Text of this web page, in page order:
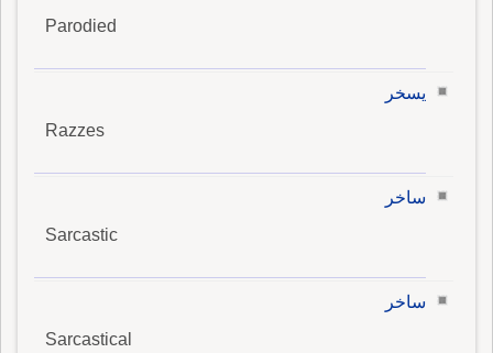
Parodied
يسخر
Razzes
ساخر
Sarcastic
ساخر
Sarcastical